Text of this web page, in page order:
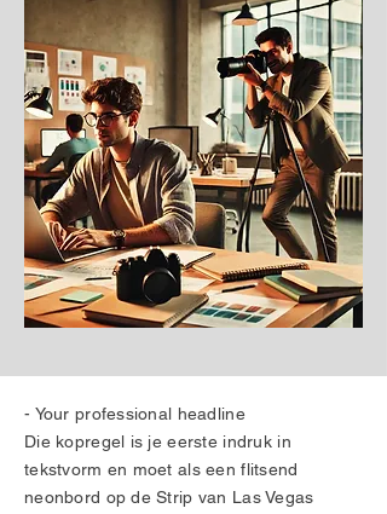
- Your professional headline
Die kopregel is je eerste indruk in
tekstvorm en moet als een flitsend
neonbord op de Strip van Las Vegas